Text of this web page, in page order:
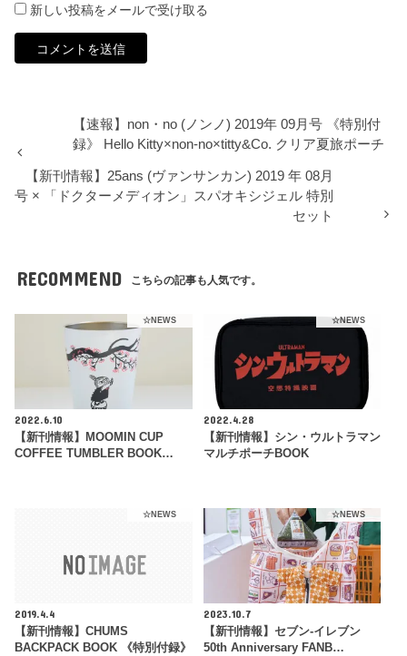
新しい投稿をメールで受け取る
【速報】non・no (ノンノ) 2019年 09月号 《特別付
録》 Hello Kitty×non-no×titty&Co. クリア夏旅ポーチ
【新刊情報】25ans (ヴァンサンカン) 2019 年 08月
号 × 「ドクターメディオン」スパオキシジェル 特別
セット
RECOMMEND こちらの記事も人気です。
☆NEWS
2022.6.10
【新刊情報】MOOMIN CUP
COFFEE TUMBLER BOOK…
☆NEWS
2022.4.28
【新刊情報】シン・ウルトラマン
マルチポーチBOOK
☆NEWS
2019.4.4
【新刊情報】CHUMS
BACKPACK BOOK 《特別付録》
☆NEWS
2023.10.7
【新刊情報】セブン‐イレブン
50th Anniversary FANB…